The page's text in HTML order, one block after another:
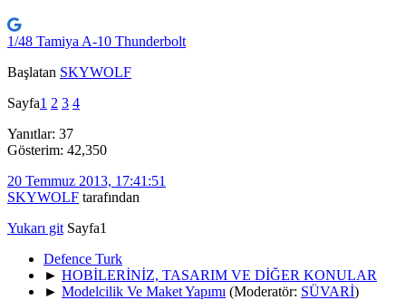
1/48 Tamiya A-10 Thunderbolt
Başlatan SKYWOLF
Sayfa1 2 3 4
Yanıtlar: 37
Gösterim: 42,350
20 Temmuz 2013, 17:41:51
SKYWOLF tarafından
Yukarı git Sayfa1
Defence Turk
► HOBİLERİNİZ, TASARIM VE DİĞER KONULAR
► Modelcilik Ve Maket Yapımı (Moderatör: SÜVARİ)